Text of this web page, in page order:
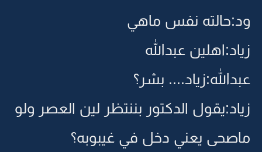
ود:حالته نفس ماهي
زياد:اهلين عبدالله
عبدالله:زياد.... بشر؟
زياد:يقول الدكتور بننتظر لين العصر ولو
ماصحى يعني دخل في غيبوبه؟